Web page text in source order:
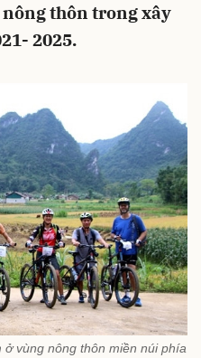
thôn trong xây
2025.
vùng nông thôn miền núi phía